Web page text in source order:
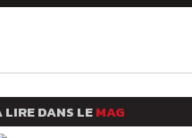
LIRE DANS LEMAG